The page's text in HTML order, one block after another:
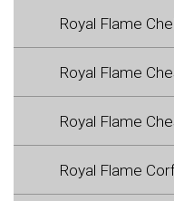
Royal Flame
Royal Flame
Royal Flame
Royal Flame